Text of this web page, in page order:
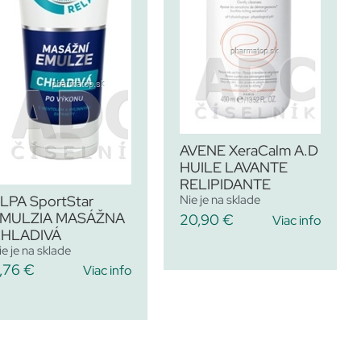
SportStar
MASÁŽNA
je na sklade
€ Viac info
AVENE XeraCalm A.D
HUILE LAVANTE
RELIPIDANTE
Nie je na sklade
20,90 € Viac info